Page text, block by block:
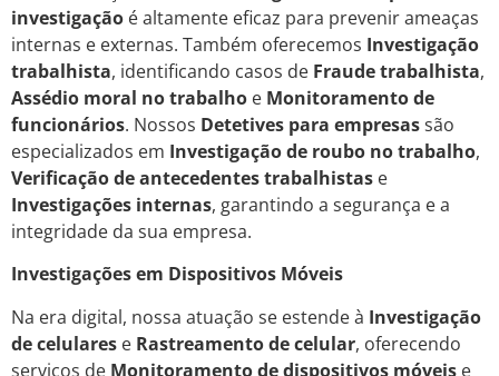
investigação é altamente eficaz para prevenir ameaças
internas e externas. Também oferecemos Investigação
trabalhista, identificando casos de Fraude trabalhista,
Assédio moral no trabalho e Monitoramento de
funcionários. Nossos Detetives para empresassão
especializados em Investigação de roubo no trabalho,
Verificação de antecedentes trabalhistas e
Investigações internas, garantindo a segurança e a
integridade da sua empresa.
Investigações em Dispositivos Móveis
Na era digital, nossa atuação se estende à Investigação
de celulares e Rastreamento de celular, oferecendo
serviços de Monitoramento de dispositivos móveis e